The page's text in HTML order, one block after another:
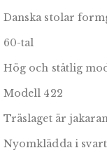
Danska stolar
60-tal
Hög och ståtlig
Modell 422
Träslaget är
Nyomklädda i